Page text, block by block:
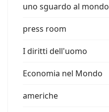
uno sguardo al mondo
press room
I diritti dell'uomo
Economia nel Mondo
americhe